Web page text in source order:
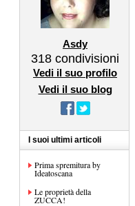
Asdy
318 condivisioni
Vedi il suo profilo
Vedi il suo blog
I suoi ultimi articoli
Prima spremitura by
Ideatoscana
Le proprietà della
ZUCCA!